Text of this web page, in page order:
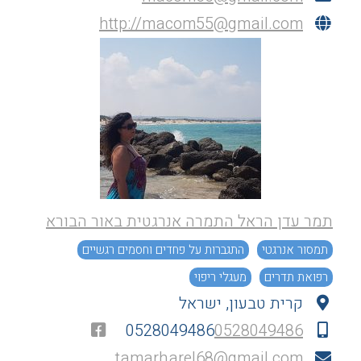
http://macom55@gmail.com
תמר עדן הראל התמרה אנרגטית באור הבורא
תמסור אנרגטי
התגברות על פחדים וחסמים רגשיים
רפואת תדרים
מעגלי ריפוי
קרית טבעון, ישראל
05280494860528049486